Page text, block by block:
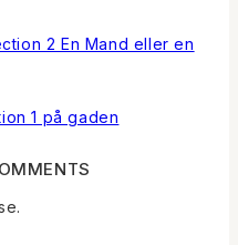
2 En Mand eller en
1 på gaden